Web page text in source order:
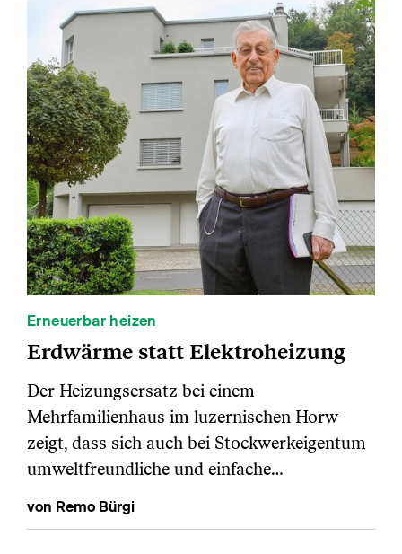
Erneuerbar heizen
Erdwärme statt Elektroheizung
Der Heizungsersatz bei einem
Mehrfamilienhaus im luzernischen Horw
zeigt, dass sich auch bei Stockwerkeigentum
umweltfreundliche und einfache…
von Remo Bürgi